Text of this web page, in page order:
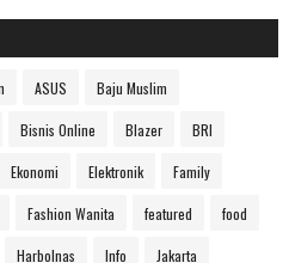
ASUS Baju Muslim
Bisnis Online Blazer BRI
Ekonomi Elektronik Family
Fashion Wanita featured food
Harbolnas Info Jakarta